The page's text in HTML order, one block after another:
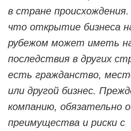
в стране
что открытие бизнеса
рубежом может иметь
последствия в других
есть гражданство,
или другой бизнес.
компанию, обязательно
преимущества и риски с